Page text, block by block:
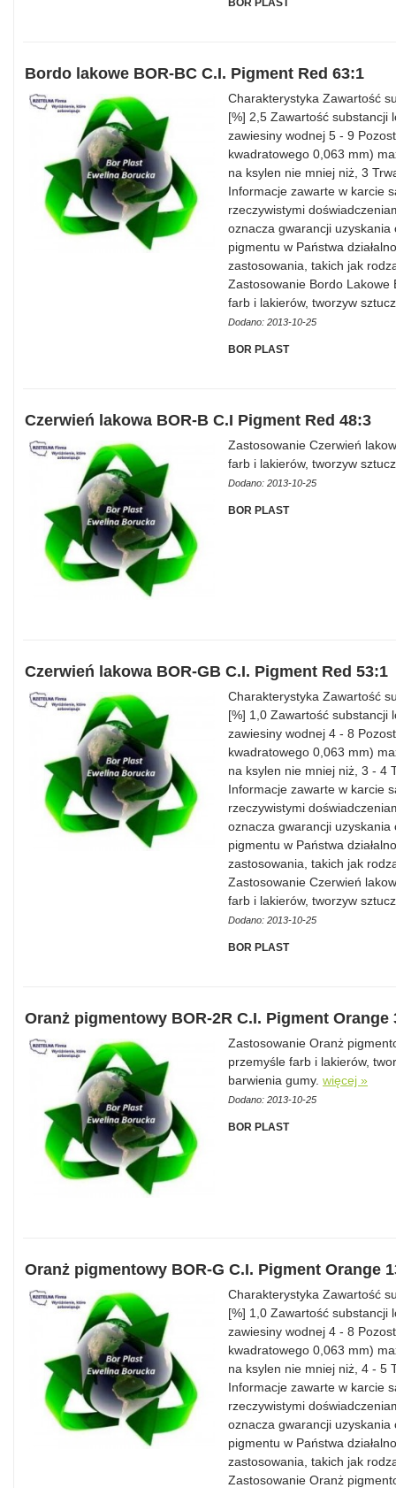
BOR PLAST
Bordo lakowe BOR-BC C.I. Pigment Red 63:1
Charakterystyka Zawartość
[%] 2,5 Zawartość substancji
zawiesiny wodnej 5 - 9
kwadratowego 0,063 mm)
na ksylen nie mniej niż, 3
Informacje zawarte w karcie
rzeczywistymi
oznacza gwarancji
pigmentu w Państwa
zastosowania, takich jak
Zastosowanie Bordo Lakowe
farb i lakierów, tworzyw
Dodano: 2013-10-25
BOR PLAST
Czerwień lakowa BOR-B C.I Pigment Red 48:3
Zastosowanie Czerwień
farb i lakierów, tworzyw
Dodano: 2013-10-25
BOR PLAST
Czerwień lakowa BOR-GB C.I. Pigment Red 53:1
Charakterystyka Zawartość
[%] 1,0 Zawartość substancji
zawiesiny wodnej 4 - 8
kwadratowego 0,063 mm)
na ksylen nie mniej niż, 3 - 4
Informacje zawarte w karcie
rzeczywistymi
oznacza gwarancji
pigmentu w Państwa
zastosowania, takich jak
Zastosowanie Czerwień
farb i lakierów, tworzyw
Dodano: 2013-10-25
BOR PLAST
Oranż pigmentowy BOR-2R C.I. Pigment Orange
Zastosowanie Oranż
przemyśle farb i lakierów,
barwienia gumy. więcej »
Dodano: 2013-10-25
BOR PLAST
Oranż pigmentowy BOR-G C.I. Pigment Orange
Charakterystyka Zawartość
[%] 1,0 Zawartość substancji
zawiesiny wodnej 4 - 8
kwadratowego 0,063 mm)
na ksylen nie mniej niż, 4 - 5
Informacje zawarte w karcie
rzeczywistymi
oznacza gwarancji
pigmentu w Państwa
zastosowania, takich jak
Zastosowanie Oranż